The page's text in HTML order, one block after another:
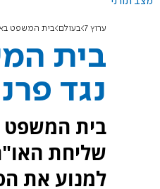
ערוץ 7 בעולם בית המשפט
בית
נגד
בית המשפט
שליחת
למנוע את